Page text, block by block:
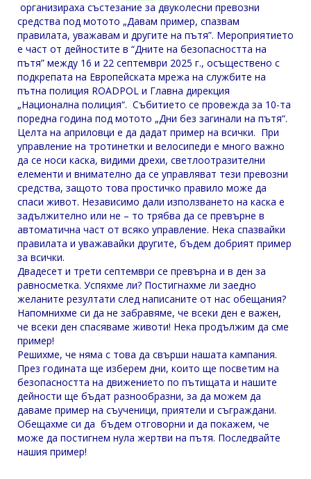
организираха състезание за двуколесни превозни
средства под мотото „Давам пример, спазвам
правилата, уважавам и другите на пътя”. Мероприятието
е част от дейностите в “Дните на безопасността на
пътя” между 16 и 22 септември 2025 г., осъществено с
подкрепата на Европейската мрежа на службите на
пътна полиция ROADPOL и Главна дирекция
„Национална полиция“. Събитието се провежда за 10-та
поредна година под мотото „Дни без загинали на пътя“.
Целта на априловци е да дадат пример на всички. При
управление на тротинетки и велосипеди е много важно
да се носи каска, видими дрехи, светлоотразителни
елементи и внимателно да се управляват тези превозни
средства, защото това простичко правило може да
спаси живот. Независимо дали използването на каска е
задължително или не – то трябва да се превърне в
автоматична част от всяко управление. Нека спазвайки
правилата и уважавайки другите, бъдем добрият пример
за всички.
Двадесет и трети септември се превърна и в ден за
равносметка. Успяхме ли? Постигнахме ли заедно
желаните резултати след написаните от нас обещания?
Напомнихме си да не забравяме, че всеки ден е важен,
че всеки ден спасяваме животи! Нека продължим да сме
пример!
Решихме, че няма с това да свърши нашата кампания.
През годината ще изберем дни, които ще посветим на
безопасността на движението по пътищата и нашите
дейности ще бъдат разнообразни, за да можем да
даваме пример на съученици, приятели и съграждани.
Обещахме си да бъдем отговорни и да покажем, че
може да постигнем нула жертви на пътя. Последвайте
нашия пример!